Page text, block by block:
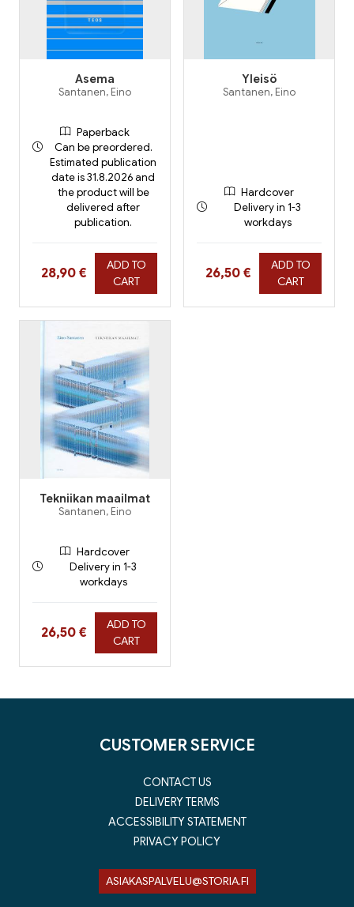
Asema
Santanen, Eino
Paperback
Can be preordered.
Estimated publication
date is 31.8.2026 and
the product will be
delivered after
publication.
Hinta nyt
28,90 €
ADD TO
CART
Yleisö
Santanen, Eino
Hardcover
Delivery in 1-3
workdays
Hinta nyt
26,50 €
ADD TO
CART
Tekniikan maailmat
Santanen, Eino
Hardcover
Delivery in 1-3
workdays
Hinta nyt
26,50 €
ADD TO
CART
CUSTOMER SERVICE
CONTACT US
DELIVERY TERMS
ACCESSIBILITY STATEMENT
PRIVACY POLICY
ASIAKASPALVELU@STORIA.FI